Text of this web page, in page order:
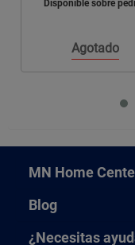
Comprar
MN Home
Blog
¿Necesitas